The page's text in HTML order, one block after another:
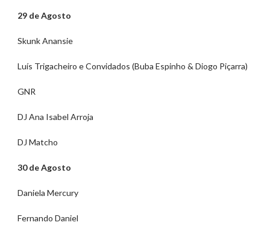
29 de Agosto
Skunk Anansie
Luís Trigacheiro e Convidados (Buba Espinho & Diogo Piçarra)
GNR
DJ Ana Isabel Arroja
DJ Matcho
30 de Agosto
Daniela Mercury
Fernando Daniel